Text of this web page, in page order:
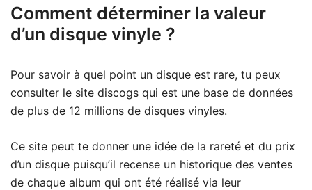
Comment déterminer la valeur
d’un disque vinyle ?
Pour savoir à quel point un disque est rare, tu peux
consulter le site discogs qui est une base de données
de plus de 12 millions de disques vinyles.
Ce site peut te donner une idée de la rareté et du prix
d’un disque puisqu’il recense un historique des ventes
de chaque album qui ont été réalisé via leur